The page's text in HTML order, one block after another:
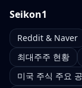
Seikon1
Reddit & Naver
최대주주 현황
미국 주식 주요